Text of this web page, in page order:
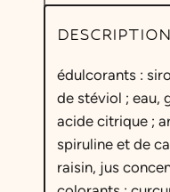
DESCRIPTION
édulcorants :
de stéviol ; eau,
acide citrique ;
spiruline et de
raisin, jus